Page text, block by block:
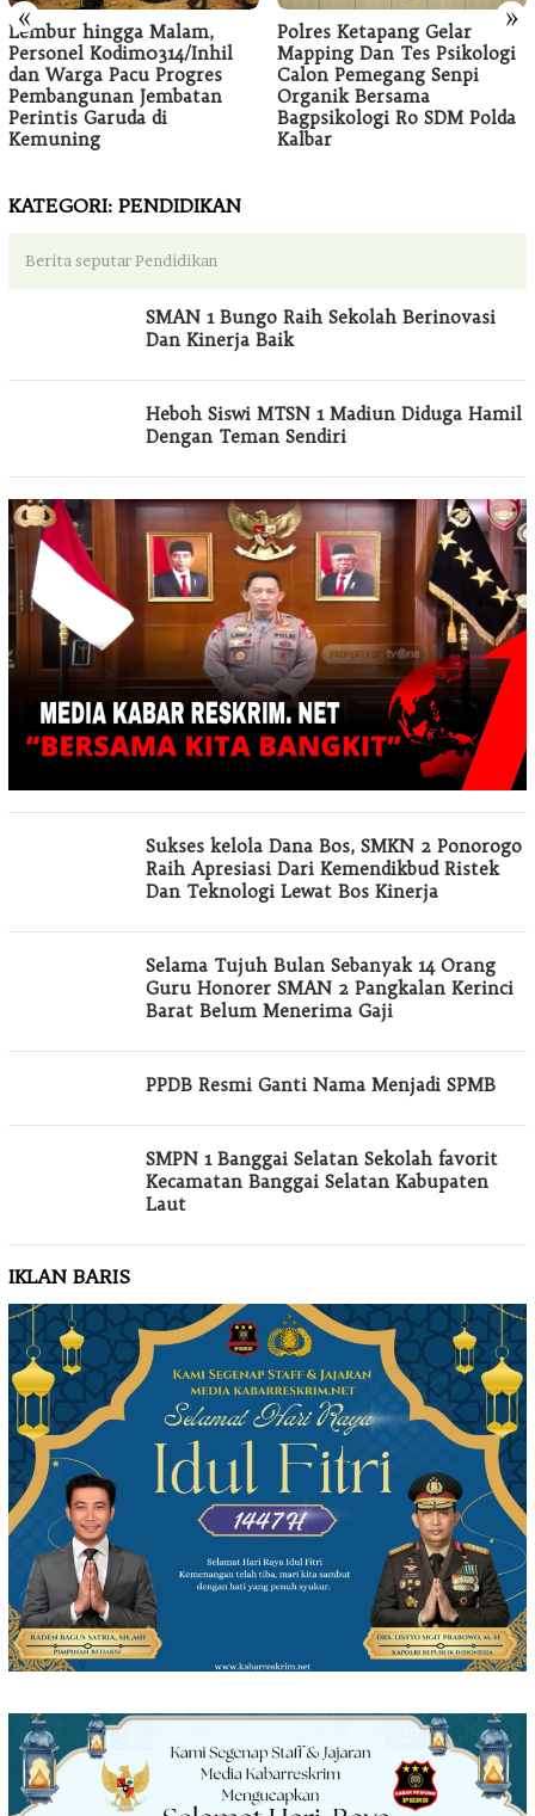
« »
Lembur hingga Malam,
Personel Kodim0314/Inhil
dan Warga Pacu Progres
Pembangunan Jembatan
Perintis Garuda di
Kemuning
Polres Ketapang Gelar
Mapping Dan Tes Psikologi
Calon Pemegang Senpi
Organik Bersama
Bagpsikologi Ro SDM Polda
Kalbar
KATEGORI: PENDIDIKAN
Berita seputar Pendidikan
SMAN 1 Bungo Raih Sekolah Berinovasi
Dan Kinerja Baik
Heboh Siswi MTSN 1 Madiun Diduga Hamil
Dengan Teman Sendiri
Sukses kelola Dana Bos, SMKN 2 Ponorogo
Raih Apresiasi Dari Kemendikbud Ristek
Dan Teknologi Lewat Bos Kinerja
Selama Tujuh Bulan Sebanyak 14 Orang
Guru Honorer SMAN 2 Pangkalan Kerinci
Barat Belum Menerima Gaji
PPDB Resmi Ganti Nama Menjadi SPMB
SMPN 1 Banggai Selatan Sekolah favorit
Kecamatan Banggai Selatan Kabupaten
Laut
IKLAN BARIS